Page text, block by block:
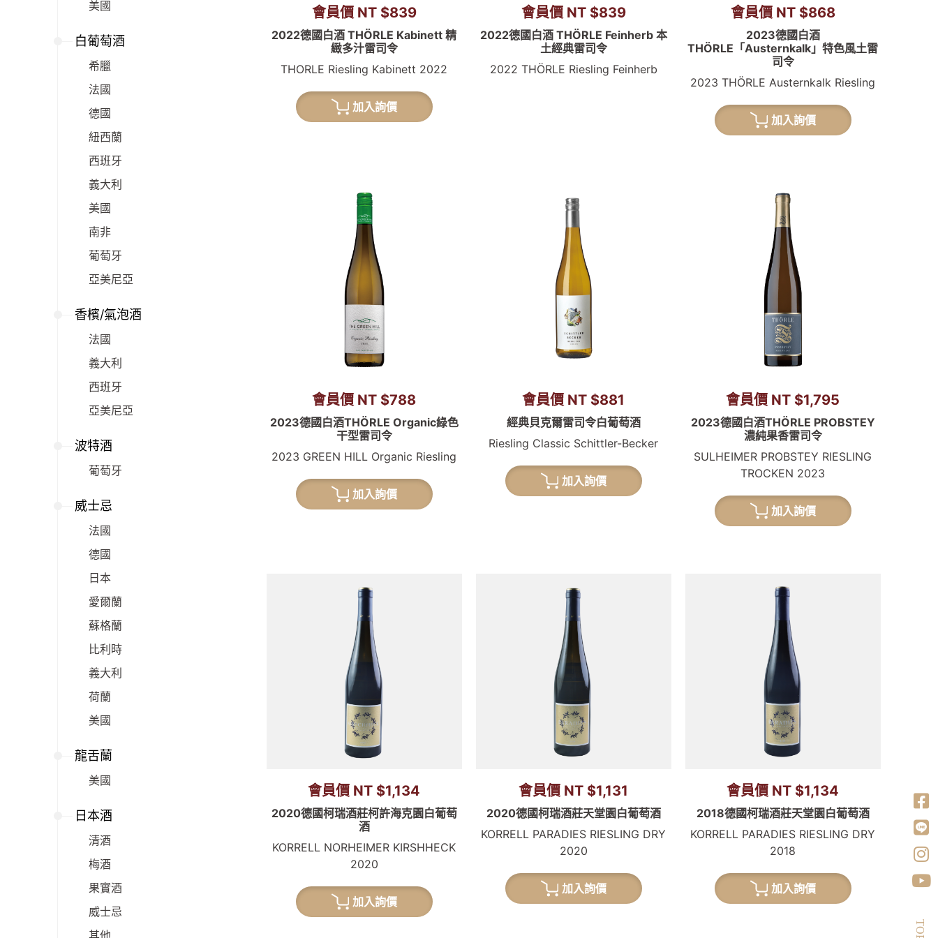
美國
白葡萄酒
希臘
法國
德國
紐西蘭
西班牙
義大利
美國
南非
葡萄牙
亞美尼亞
香檳/氣泡酒
法國
義大利
西班牙
亞美尼亞
波特酒
葡萄牙
威士忌
法國
德國
日本
愛爾蘭
蘇格蘭
比利時
義大利
荷蘭
美國
龍舌蘭
美國
日本酒
清酒
梅酒
果實酒
威士忌
會員價 NT $839
2022德國白酒 THÖRLE Kabinett 精
緻多汁雷司令
THORLE Riesling Kabinett 2022
加入詢價
會員價 NT $839
2022德國白酒 THÖRLE Feinherb 本
土經典雷司令
2022 THÖRLE Riesling Feinherb
會員價 NT $868
2023德國白酒
THÖRLE「Austernkalk」特色風土雷
司令
2023 THÖRLE Austernkalk Riesling
加入詢價
會員價 NT $788
2023德國白酒THÖRLE Organic綠色
干型雷司令
2023 GREEN HILL Organic Riesling
加入詢價
會員價 NT $881
經典貝克爾雷司令白葡萄酒
Riesling Classic Schittler-Becker
加入詢價
會員價 NT $1,795
2023德國白酒THÖRLE PROBSTEY
濃純果香雷司令
SULHEIMER PROBSTEY RIESLING
TROCKEN 2023
加入詢價
會員價 NT $1,134
2020德國柯瑞酒莊柯許海克園白葡萄
酒
KORRELL NORHEIMER KIRSHHECK
2020
加入詢價
會員價 NT $1,131
2020德國柯瑞酒莊天堂園白葡萄酒
KORRELL PARADIES RIESLING DRY
2020
加入詢價
會員價 NT $1,134
2018德國柯瑞酒莊天堂園白葡萄酒
KORRELL PARADIES RIESLING DRY
2018
加入詢價
TOP